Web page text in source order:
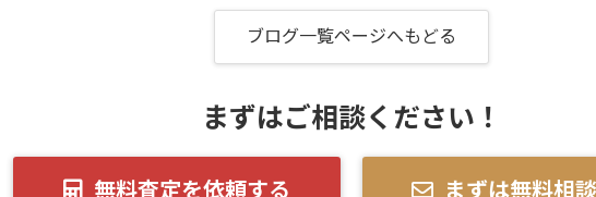
ブログ一覧ページへもどる
まずはご相談ください！
無料査定を依頼する まずは無料相